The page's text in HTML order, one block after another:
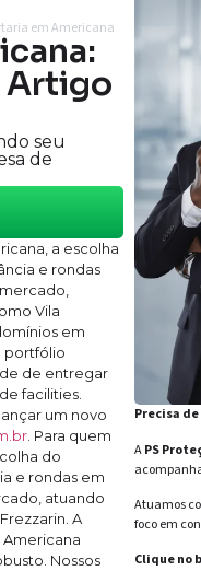
em Americana
Artigo
seu
de
a escolha
e rondas
Vila
em
portfólio
de entregar
facilities.
um novo
. Para quem
do
e rondas em
atuando
A
Nossos
Precisa
APS
Atuamos
foco em
Clique no